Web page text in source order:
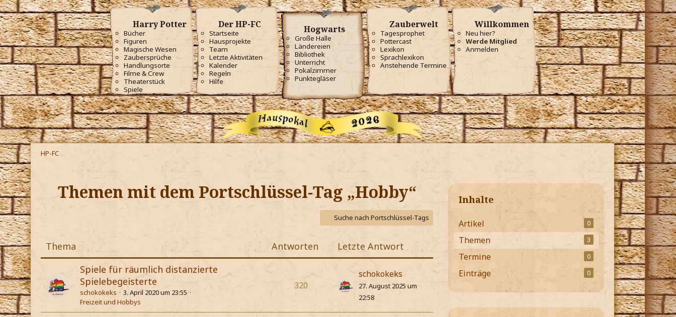
Harry Potter
Bücher
Figuren
Magische Wesen
Zaubersprüche
Handlungsorte
Filme & Crew
Theaterstück
Spiele
Der HP-FC
Startseite
Hausprojekte
Team
Letzte Aktivitäten
Kalender
Regeln
Hilfe
Hogwarts
Große Halle
Ländereien
Bibliothek
Unterricht
Pokalzimmer
Punktegläser
Zauberwelt
Tagesprophet
Pottercast
Lexikon
Sprachlexikon
Anstehende Termine
Willkommen
Neu hier?
Werde Mitglied
Anmelden
HP-FC
Themen mit dem Portschlüssel-Tag „Hobby“
Suche nach Portschlüssel-Tags
Thema Antworten
Letzte Antwort
Spiele für räumlich distanzierte
Spielebegeisterte
schokokeks
3. April 2020 um 23:55
Freizeit und Hobbys
320
schokokeks
27. August 2025 um
22:58
Inhalte
Artikel 0
Themen 3
Termine 0
Einträge 0